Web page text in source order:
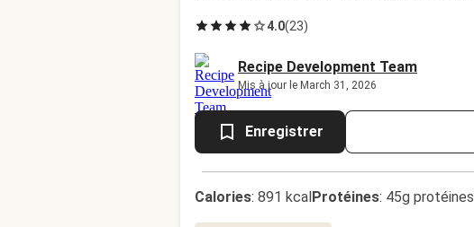
4.0(23)
Recipe Development Team
Mis à jour le March 31, 2026
Enregistrer
Calories: 891 kcalProtéines: 45g protéines